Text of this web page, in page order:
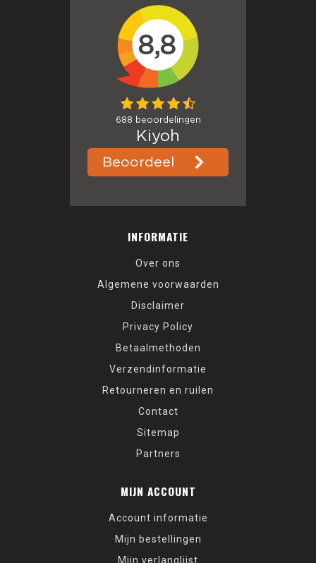
INFORMATIE
Over ons
Algemene voorwaarden
Disclaimer
Privacy Policy
Betaalmethoden
Verzendinformatie
Retourneren en ruilen
Contact
Sitemap
Partners
MIJN ACCOUNT
Account informatie
Mijn bestellingen
Mijn verlanglijst